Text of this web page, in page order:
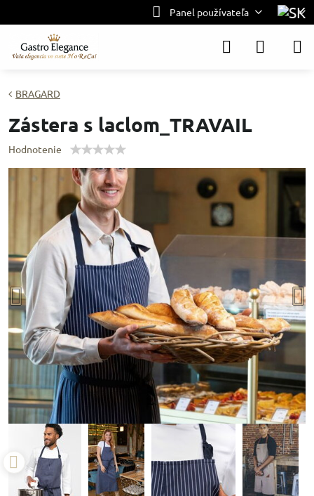
Panel používateľa
BRAGARD
Zástera s laclom_TRAVAIL
Hodnotenie